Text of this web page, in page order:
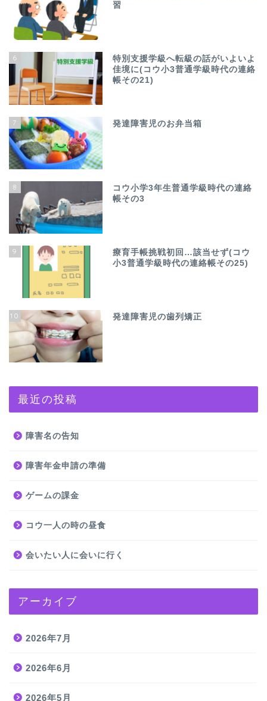
習
6
特別支援学級へ転級の話がいよいよ
佳境に(コウ小3普通学級時代の連絡
帳その21)
7 発達障害児のお弁当箱
8
コウ小学3年生普通学級時代の連絡
帳その3
9
療育手帳挑戦初回…該当せず(コウ
小3普通学級時代の連絡帳その25)
10 発達障害児の歯列矯正
最近の投稿
障害名の告知
障害年金申請の準備
ゲームの課金
コウ一人の時の昼食
会いたい人に会いに行く
アーカイブ
2026年7月
2026年6月
2026年5月